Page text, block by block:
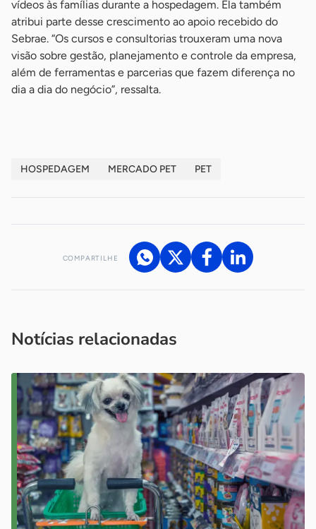
vídeos às famílias durante a hospedagem. Ela também
atribui parte desse crescimento ao apoio recebido do
Sebrae. “Os cursos e consultorias trouxeram uma nova
visão sobre gestão, planejamento e controle da empresa,
além de ferramentas e parcerias que fazem diferença no
dia a dia do negócio”, ressalta.
HOSPEDAGEM MERCADO PET PET
COMPARTILHE
Notícias relacionadas